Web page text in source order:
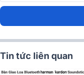
Tin tức liên quan